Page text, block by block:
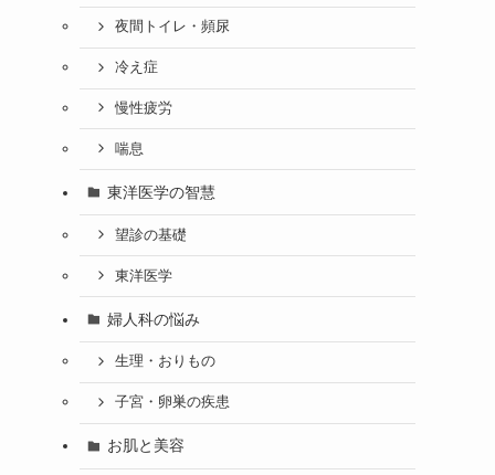
夜間トイレ・頻尿
冷え症
慢性疲労
喘息
東洋医学の智慧
望診の基礎
東洋医学
婦人科の悩み
生理・おりもの
子宮・卵巣の疾患
お肌と美容